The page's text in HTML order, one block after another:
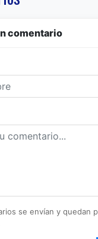
comentario
se envían y quedan